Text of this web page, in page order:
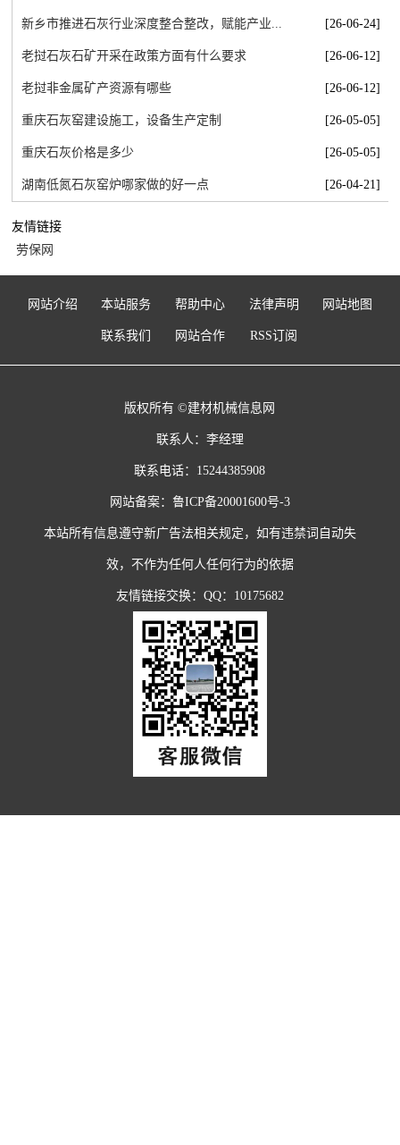
[26-06-24]
新乡市推进石灰行业深度整合整改，赋能产业...
[26-06-12]
老挝石灰石矿开采在政策方面有什么要求
[26-06-12]
老挝非金属矿产资源有哪些
[26-05-05]
重庆石灰窑建设施工，设备生产定制
[26-05-05]
重庆石灰价格是多少
[26-04-21]
湖南低氮石灰窑炉哪家做的好一点
友情链接
劳保网
网站介绍 本站服务 帮助中心 法律声明 网站地图
联系我们 网站合作 RSS订阅
版权所有 ©建材机械信息网
联系人：李经理
联系电话：15244385908
网站备案： 鲁ICP备20001600号-3
本站所有信息遵守新广告法相关规定，如有违禁词自动失
效，不作为任何人任何行为的依据
友情链接交换：QQ：10175682